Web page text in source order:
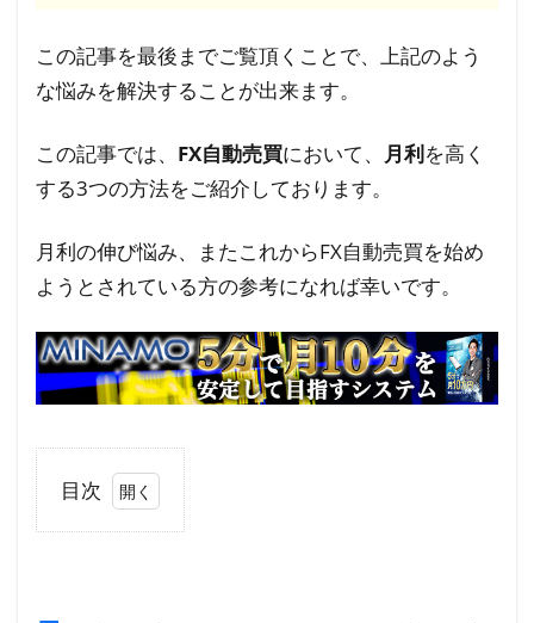
この記事を最後までご覧頂くことで、上記のよう
な悩みを解決することが出来ます。
この記事では、 FX自動売買において、 月利を高く
する3つの方法をご紹介しております。
月利の伸び悩み、またこれからFX自動売買を始め
ようとされている方の参考になれば幸いです。
目次